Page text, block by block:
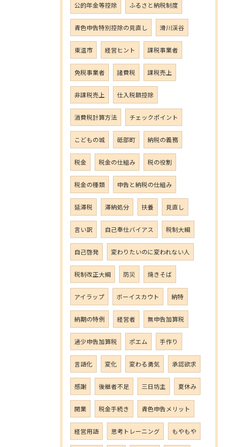
公的年金等控除 ふるさと納税制度
青色申告特別控除の見直し 滑川渓谷
東温市 経営ヒント 課税事業者
免税事業者 諸費税 課税売上
非課税売上 仕入税額控除
消費税計算方法 チェックポイント
こどもの城 砥部町 納税の義務
税金 税金の仕組み 税の役割
税金の種類 申告と納税の仕組み
延滞税 滞納処分 扶養 見直し
言い訳 自己奉仕バイアス 税制大綱
自己啓発 変わりたいのに変われない人
税制改正大綱 防災 焼きそば
アイラップ ボーイスカウト 納特
納期の特例 経営者 無申告加算税
過少申告加算税 ポエム 手作り
言語化 変化 変わる勇気 承認欲求
感謝 後継者不足 三日坊主 夏休み
開業 税金手続き 青色申告メリット
経営用語 思考トレーニング もやもや